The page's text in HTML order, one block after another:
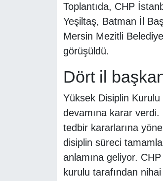
Toplantıda, CHP
Yeşiltaş, Batman İl
Mersin Mezitli
görüşüldü.
Dört il
Yüksek Disiplin Kurulu
devamına karar
tedbir kararlarına
disiplin süreci
anlamına geliyor.
kurulu tarafından